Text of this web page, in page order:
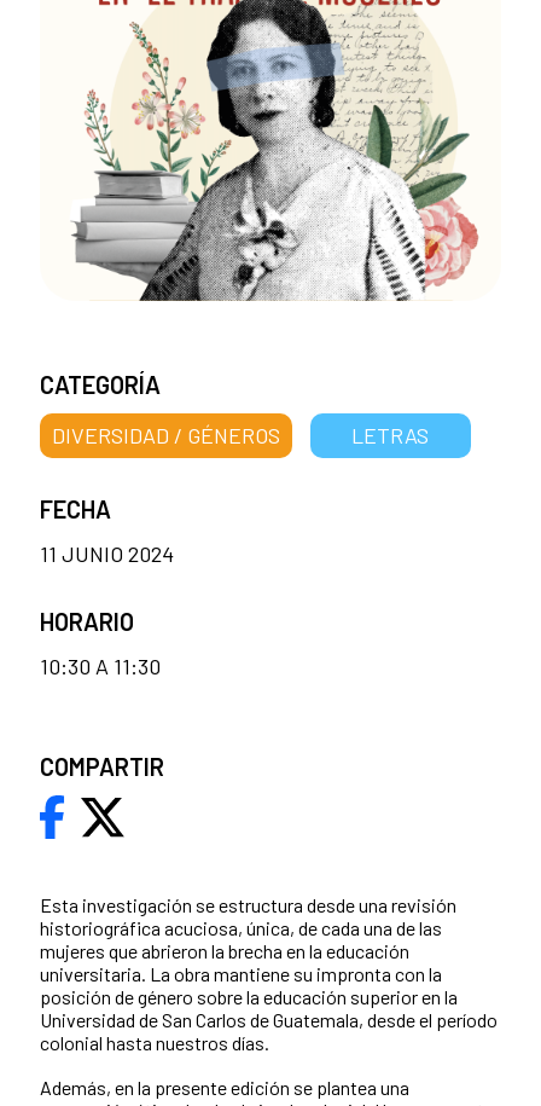
Esta investigación se estructura desde una revisión
historiográfica acuciosa, única, de cada una de las
mujeres que abrieron la brecha en la educación
universitaria. La obra mantiene su impronta con la
posición de género sobre la educación superior en la
Universidad de San Carlos de Guatemala, desde el período
colonial hasta nuestros días.
Además, en la presente edición se plantea una
CATEGORÍA
DIVERSIDAD / GÉNEROS LETRAS
FECHA
11 JUNIO 2024
HORARIO
10:30 A 11:30
COMPARTIR